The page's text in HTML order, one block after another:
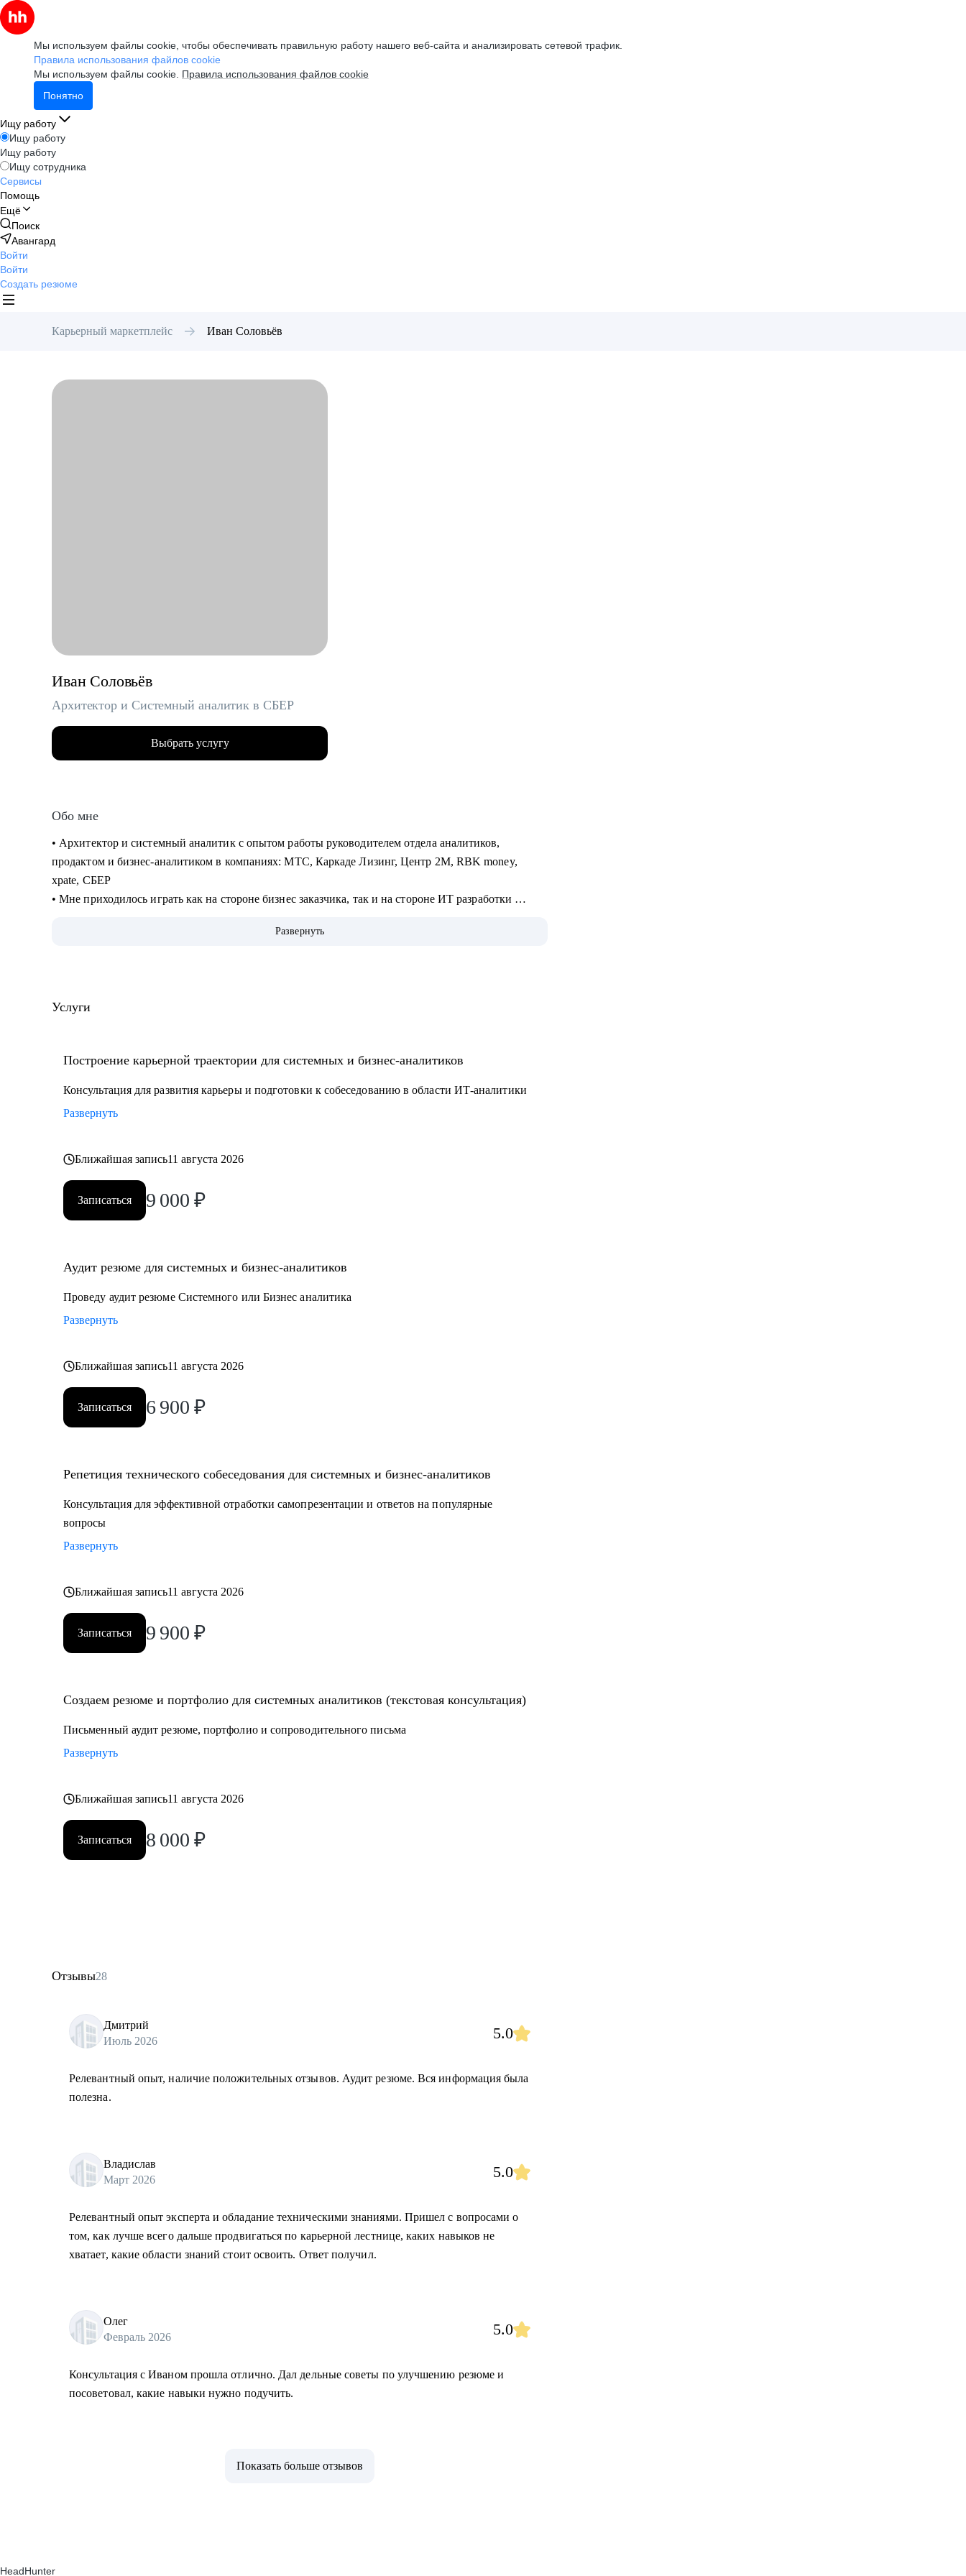
Мы используем файлы cookie, чтобы обеспечивать правильную работу нашего веб-сайта и анализировать сетевой трафик.
Правила использования файлов cookie
Мы используем файлы cookie. Правила использования файлов cookie
Понятно
Ищу работу
Ищу работу
Ищу работу
Ищу сотрудника
Сервисы
Помощь
Ещё
Поиск
Авангард
Войти
Войти
Создать резюме
Карьерный маркетплейс Иван Соловьёв
Иван Соловьёв
Архитектор и Системный аналитик в СБЕР
Выбрать услугу
Обо мне
• Архитектор и системный аналитик с опытом работы руководителем отдела аналитиков,
продактом и бизнес-аналитиком в компаниях: МТС, Каркаде Лизинг, Центр 2М, RBK money,
xpate, СБЕР
• Мне приходилось играть как на стороне бизнес заказчика, так и на стороне ИТ разработки
безопасность, управление персоналом, обслуживание оборудования, логистика и склад.
С чем помогу:
• Подготовиться к техническому собеседованию
• Расширить ИТ-кругозор и прокачаться по темам:
- интеграция сервисов
- проектирование БД
- декомпозиция системы на микросервисы
- архитектурные паттерны
• Бизнес-аналитикам
• Техническим писателям
Развернуть
Услуги
Построение карьерной траектории для системных и бизнес-аналитиков
Консультация для развития карьеры и подготовки к собеседованию в области ИТ-аналитики
Развернуть
Ближайшая запись11 августа 2026
Записаться 9 000 ₽
Аудит резюме для системных и бизнес-аналитиков
Проведу аудит резюме Системного или Бизнес аналитика
Развернуть
Ближайшая запись11 августа 2026
Записаться 6 900 ₽
Репетиция технического собеседования для системных и бизнес-аналитиков
Консультация для эффективной отработки самопрезентации и ответов на популярные
вопросы
Развернуть
Ближайшая запись11 августа 2026
Записаться 9 900 ₽
Создаем резюме и портфолио для системных аналитиков (текстовая консультация)
Письменный аудит резюме, портфолио и сопроводительного письма
Развернуть
Ближайшая запись11 августа 2026
Записаться 8 000 ₽
Отзывы28
Дмитрий
Июль 2026
5.0
Релевантный опыт, наличие положительных отзывов. Аудит резюме. Вся информация была
полезна.
Владислав
Март 2026
5.0
Релевантный опыт эксперта и обладание техническими знаниями. Пришел с вопросами о
том, как лучше всего дальше продвигаться по карьерной лестнице, каких навыков не
хватает, какие области знаний стоит освоить. Ответ получил.
Олег
Февраль 2026
5.0
Консультация с Иваном прошла отлично. Дал дельные советы по улучшению резюме и
посоветовал, какие навыки нужно подучить.
Показать больше отзывов
HeadHunter